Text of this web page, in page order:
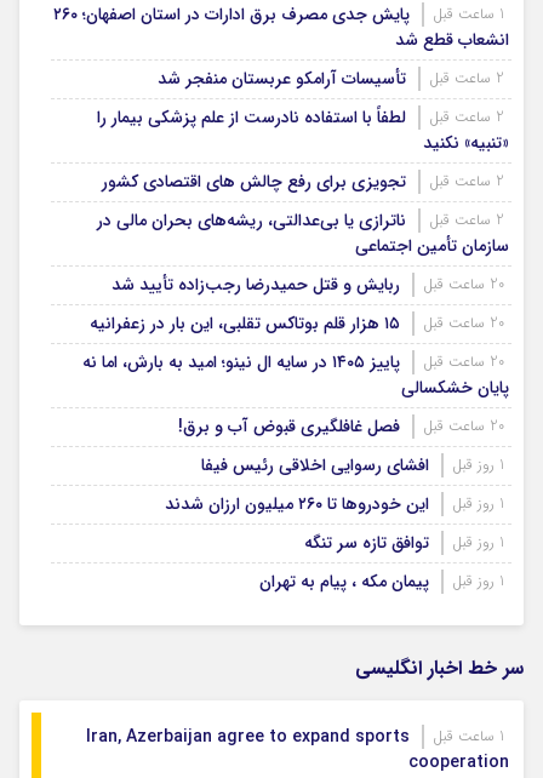
پایش جدی مصرف برق ادارات در استان اصفهان؛ ۲۶۰
انشعاب قطع شد
تأسیسات آرامکو عربستان منفجر شد
لطفاً با استفاده نادرست از علم پزشکی بیمار را
«تنبیه» نکنید
تجویزی برای رفع چالش های اقتصادی کشور
ناترازی یا بی‌عدالتی، ریشه‌های بحران مالی در
سازمان تأمین اجتماعی
ربایش و قتل حمیدرضا رجب‌زاده تأیید شد
۱۵ هزار قلم بوتاکس تقلبی، این بار در زعفرانیه
پاییز ۱۴۰۵ در سایه ال‌ نینو؛ امید به بارش، اما نه
پایان خشکسالی
فصل غافلگیری قبوض آب و برق!
افشای رسوایی اخلاقی رئیس فیفا
این خودروها تا ۲۶۰ میلیون ارزان شدند
توافق تازه سر تنگه
پیمان مکه ، پیام به تهران
سر خط اخبار انگلیسی
Iran, Azerbaijan agree to expand sports
cooperation